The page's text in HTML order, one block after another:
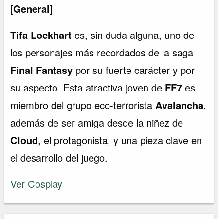
[General]
Tifa Lockhart es, sin duda alguna, uno de
los personajes más recordados de la saga
Final Fantasy por su fuerte carácter y por
su aspecto. Esta atractiva joven de FF7 es
miembro del grupo eco-terrorista Avalancha,
además de ser amiga desde la niñez de
Cloud, el protagonista, y una pieza clave en
el desarrollo del juego.
Ver Cosplay